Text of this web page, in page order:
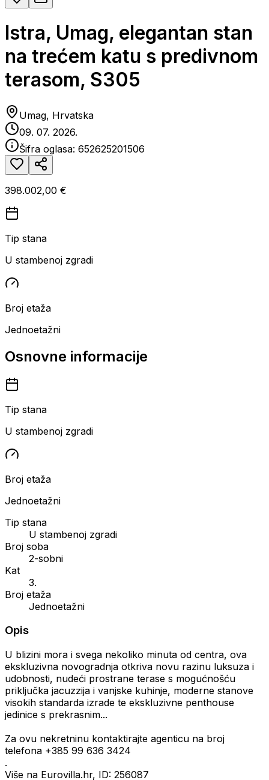
Istra, Umag, elegantan stan
na trećem katu s predivnom
terasom, S305
Umag, Hrvatska
09. 07. 2026.
Šifra oglasa: 652625201506
398.002,00 €
Tip stana
U stambenoj zgradi
Broj etaža
Jednoetažni
Osnovne informacije
Tip stana
U stambenoj zgradi
Broj etaža
Jednoetažni
Tip stana
U stambenoj zgradi
Broj soba
2-sobni
Kat
3.
Broj etaža
Jednoetažni
Opis
U blizini mora i svega nekoliko minuta od centra, ova
ekskluzivna novogradnja otkriva novu razinu luksuza i
udobnosti, nudeći prostrane terase s mogućnošću
priključka jacuzzija i vanjske kuhinje, moderne stanove
visokih standarda izrade te ekskluzivne penthouse
jedinice s prekrasnim...
Za ovu nekretninu kontaktirajte agenticu na broj
telefona +385 99 636 3424
.
Više na Eurovilla.hr, ID: 256087